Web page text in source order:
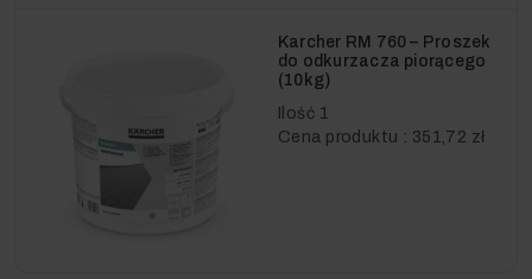
Karcher RM 760 – Proszek
do odkurzacza piorącego
(10kg)
Ilość 1
Cena produktu : 351,72 zł